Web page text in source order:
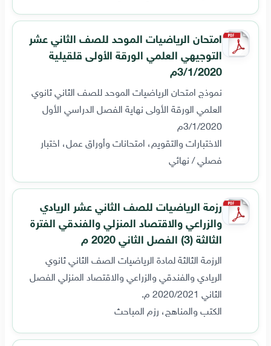
امتحان الرياضيات الموحد للصف الثاني عشر
التوجيهي العلمي الورقة الأولى قلقيلية
3/1/2020م
نموذج امتحان الرياضيات الموحد للصف الثاني ثانوي
العلمي الورقة الأولى نهاية الفصل الدراسي الأول
3/1/2020م
الاختبارات والتقويم، امتحانات وأوراق عمل، اختبار
فصلي / نهائي
رزمة الرياضيات للصف الثاني عشر الريادي
والزراعي والاقتصاد المنزلي والفندقي الفترة
الثالثة (3) الفصل الثاني 2020 م
الرزمة الثالثة لمادة الرياضيات الصف الثاني ثانوي
الريادي والفندقي والزراعي والاقتصاد المنزلي الفصل
الثاني 2020/2021 م.
الكتب والمناهج، رزم المباحث